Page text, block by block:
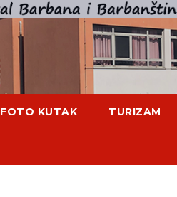
FOTO KUTAK TURIZAM